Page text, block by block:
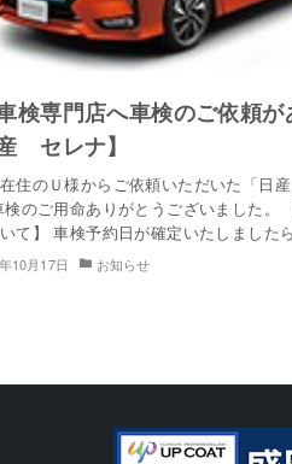
検専門店へ車検のご依頼が
産 セレナ】
住のＵ様からご依頼いただいた「日
検のご用命ありがとうございました。
て】 車検予約日が確定いたしました
10月17日 お知らせ